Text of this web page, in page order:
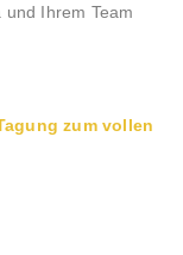
Ihrem Team
zum vollen